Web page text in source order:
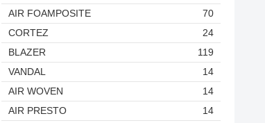
AIR FOAMPOSITE
70
CORTEZ
24
BLAZER
119
VANDAL
14
AIR WOVEN
14
AIR PRESTO
14